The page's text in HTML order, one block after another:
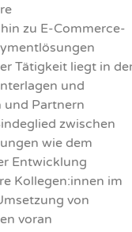
zu E-Commerce-
Tätigkeit liegt in
und
und Partnern
zwischen
wie dem
Entwicklung
Kollegen:innen im
von
voran